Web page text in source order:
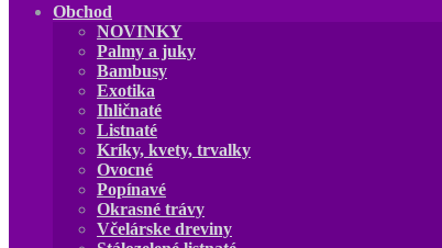
Obchod
NOVINKY
Palmy a juky
Bambusy
Exotika
Ihličnaté
Listnaté
Kríky, kvety, trvalky
Ovocné
Popínavé
Okrasné trávy
Včelárske dreviny